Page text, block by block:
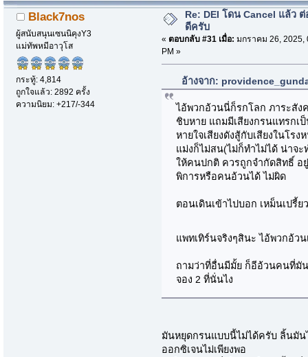
Black7nos
ผู้สนับสนุนเซนนิคุงY3
แม่ทัพหมีอาวุโส
กระทู้: 4,814
ถูกใจแล้ว: 2892 ครั้ง
ความนิยม: +217/-344
Re: DEI โดน Cancel แล้ว ต่
ดีครับ
« ตอบกลับ #31 เมื่อ: มกราคม 26, 2025,
PM »
อ้างจาก:
ไอ้พวกอ้วนนี่ก็รกโลก ภาระสัง
ชิบหาย แถมมีเสียงกรนแทรกเ
หายใจเสียงดังสู้กับเสียงในโร
แม่งก็ไม่สน(ไม่ก็ทำไม่ได้ น่าจ
ให้คนปกติ ควรถูกจำกัดสิทธิ์ อ
พิการหรือคนอ้วนได้ ไม่ผิด
ตอนเดินเข้าไปบอก เหม็นเปรี้
แพทเทิร์นจริงๆสินะ ไอ้พวกอ้ว
ถามว่าที่อื่นมีมั้ย ก็อีอ้วนคนที่มั
จอง 2 ที่นั่นไง
มันหยุดกรนแบบนี้ไม่ได้ครับ ลิ้นมัน
ออกซิเจนไม่เพียงพอ